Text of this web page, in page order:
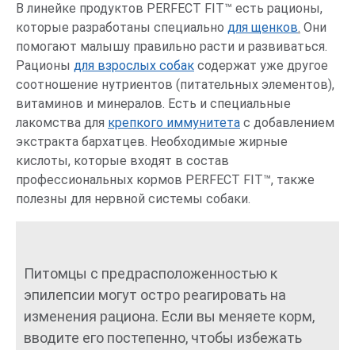
В линейке продуктов PERFECT FIT™ есть рационы,
которые разработаны специально для щенков. Они
помогают малышу правильно расти и развиваться.
Рационы для взрослых собак содержат уже другое
соотношение нутриентов (питательных элементов),
витаминов и минералов. Есть и специальные
лакомства для крепкого иммунитета с добавлением
экстракта бархатцев. Необходимые жирные
кислоты, которые входят в состав
профессиональных кормов PERFECT FIT™, также
полезны для нервной системы собаки.
Питомцы с предрасположенностью к
эпилепсии могут остро реагировать на
изменения рациона. Если вы меняете корм,
вводите его постепенно, чтобы избежать